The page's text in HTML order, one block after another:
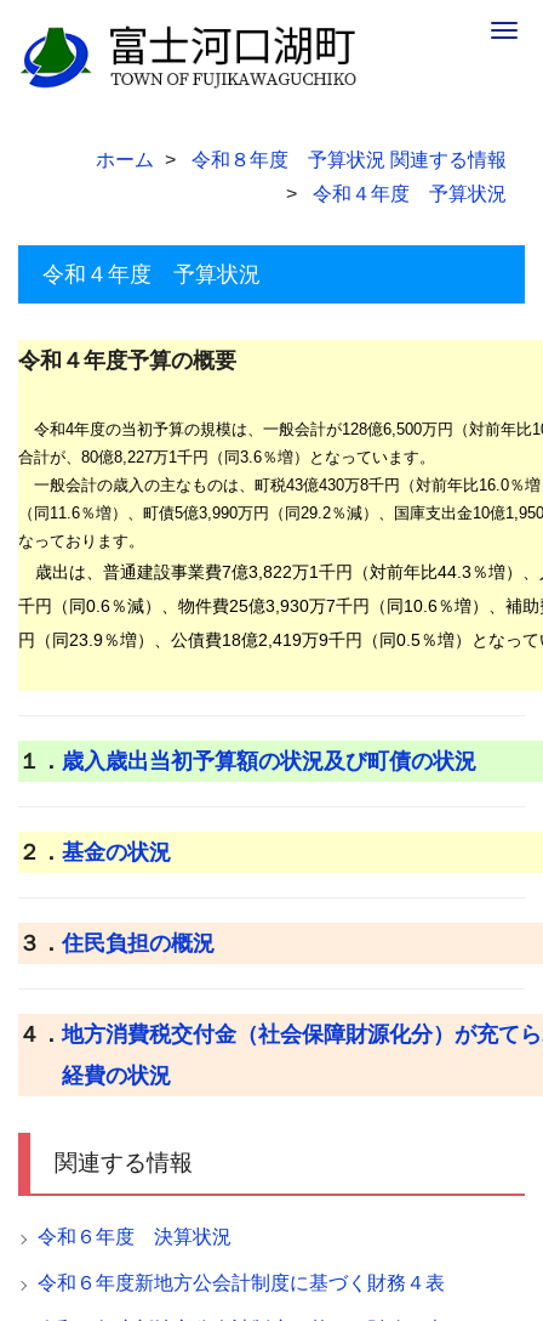
ホーム
令和８年度 予算状況 関連する情報
令和４年度 予算状況
令和４年度 予算状況
令和４年度予算の概要
令和4年度の当初予算の規模は、一般会計が128億6,500万円（対前年比
合計が、 80億8,227万1千円（同3.6％増）となっています。
一般会計の歳入の主なものは、町税43億430万8千円（対前年比16.0％
（同 11.6％増）、町債5億3,990万円（同29.2％減）、国庫支出金10億1,950
なっております。
歳出は、普通建設事業費7億3,822万1千円（対前年比44.3％増）
千円（同0.6％減）、物件費25億3,930万7千円（同10.6％増）、補
円（同23.9％増）、公債費18億2,419万9千円（同0.5％増）となっ
１． 歳入歳出当初予算額の状況及び町債の状況
２． 基金の状況
３．住民負担の概況
４．地方消費税交付金（社会保障財源化分）が充て
経費の状況
関連する情報
令和６年度 決算状況
令和６年度新地方公会計制度に基づく財務４表